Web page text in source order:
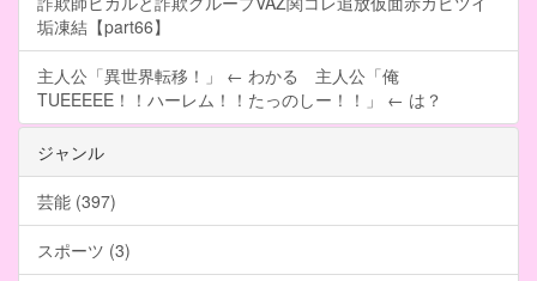
垢凍結【part66】
主人公「異世界転移！」 ← わかる 主人公「俺
TUEEEEE！！ハーレム！！たっのしー！！」 ← は？
ジャンル
芸能 (397)
スポーツ (3)